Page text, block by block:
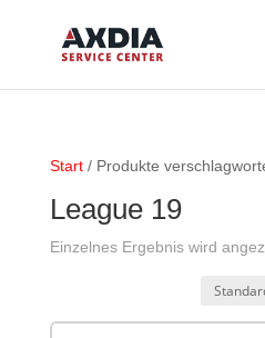
Start/ Produkte
League 19
Einzelnes Ergebnis wird